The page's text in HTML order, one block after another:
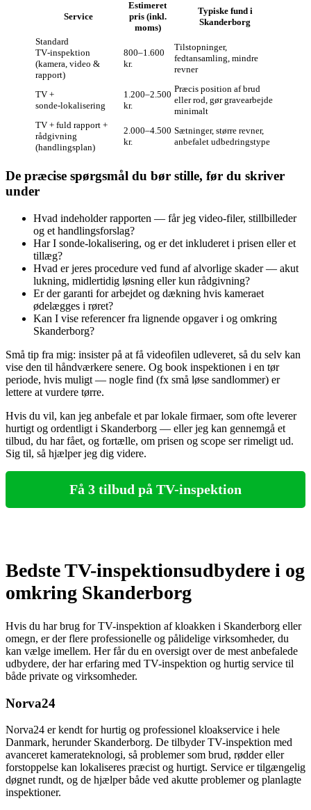
Service
Estimeret
pris (inkl.
moms)
Typiske fund i
Skanderborg
Standard
TV‑inspektion
(kamera, video &
rapport)
800–1.600
kr.
Tilstopninger,
fedtansamling, mindre
revner
TV +
sonde‑lokalisering
1.200–2.500
kr.
Præcis position af brud
eller rod, gør gravearbejde
minimalt
TV + fuld rapport +
rådgivning
(handlingsplan)
2.000–4.500
kr.
Sætninger, større revner,
anbefalet udbedringstype
De præcise spørgsmål du bør stille, før du skriver
under
Hvad indeholder rapporten — får jeg video‑filer, stillbilleder
og et handlingsforslag?
Har I sonde‑lokalisering, og er det inkluderet i prisen eller et
tillæg?
Hvad er jeres procedure ved fund af alvorlige skader — akut
lukning, midlertidig løsning eller kun rådgivning?
Er der garanti for arbejdet og dækning hvis kameraet
ødelægges i røret?
Kan I vise referencer fra lignende opgaver i og omkring
Skanderborg?
Små tip fra mig: insister på at få videofilen udleveret, så du selv kan
vise den til håndværkere senere. Og book inspektionen i en tør
periode, hvis muligt — nogle find (fx små løse sandlommer) er
lettere at vurdere tørre.
Hvis du vil, kan jeg anbefale et par lokale firmaer, som ofte leverer
hurtigt og ordentligt i Skanderborg — eller jeg kan gennemgå et
tilbud, du har fået, og fortælle, om prisen og scope ser rimeligt ud.
Sig til, så hjælper jeg dig videre.
Få 3 tilbud på TV-inspektion
Bedste TV-inspektionsudbydere i og
omkring Skanderborg
Hvis du har brug for TV-inspektion af kloakken i Skanderborg eller
omegn, er der flere professionelle og pålidelige virksomheder, du
kan vælge imellem. Her får du en oversigt over de mest anbefalede
udbydere, der har erfaring med TV-inspektion og hurtig service til
både private og virksomheder.
Norva24
Norva24 er kendt for hurtig og professionel kloakservice i hele
Danmark, herunder Skanderborg. De tilbyder TV-inspektion med
avanceret kamerateknologi, så problemer som brud, rødder eller
forstoppelse kan lokaliseres præcist og hurtigt. Service er tilgængelig
døgnet rundt, og de hjælper både ved akutte problemer og planlagte
inspektioner.